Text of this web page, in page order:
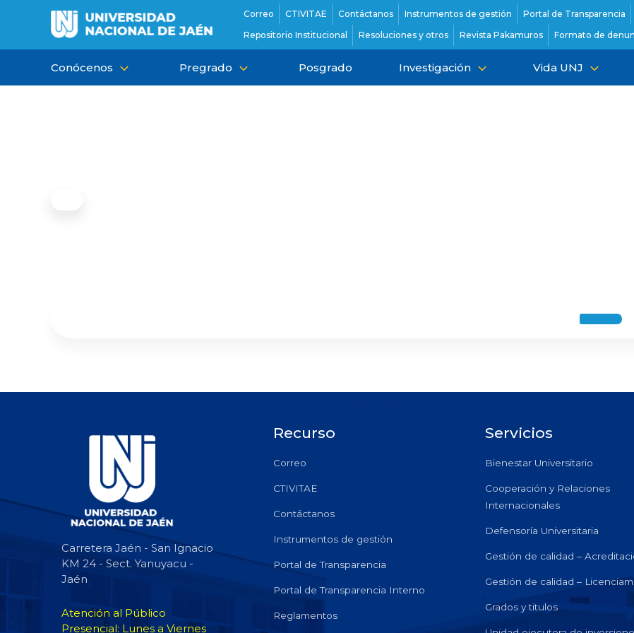
contenido
Correo CTIVITAE Contáctanos Instrumentos de gestión Portal de Transparencia
Repositorio Institucional
Resoluciones y otros Revista Pakamuros Formato de
Conócenos Pregrado Posgrado Investigación Vida UNJ
Carretera Jaén - San Ignacio
KM 24 - Sect. Yanuyacu -
Jaén
Atención al Público
Presencial: Lunes a Viernes
Recurso
Correo
CTIVITAE
Contáctanos
Instrumentos de gestión
Portal de Transparencia
Portal de Transparencia Interno
Reglamentos
Servicios
Bienestar Universitario
Cooperación y Relaciones
Internacionales
Defensoría Universitaria
Gestión de calidad –
Gestión de calidad –
Grados y titulos